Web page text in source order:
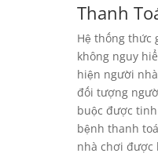
Thanh
Hệ thống thức
không nguy
hiện người
đối tượng
buộc được
bệnh thanh
nhà chơi được